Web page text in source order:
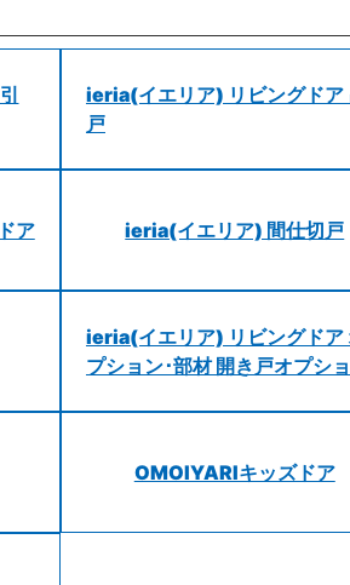
ieria(イエリア) リビングドア
戸
ア ieria(イエリア) 間仕切戸
ieria(イエリア) リビングドア
プション･部材 開き戸オプシ
OMOIYARIキッズドア